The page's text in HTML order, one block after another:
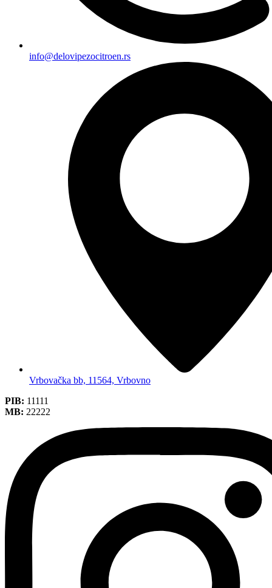
info@delovipezocitroen.rs
Vrbovačka bb, 11564, Vrbovno
PIB: 11111
MB: 22222